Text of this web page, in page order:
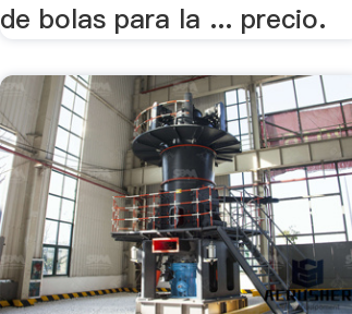
de bolas para la ... precio.